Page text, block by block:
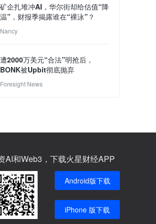
矿企扎堆冲AI，华尔街却给估值“降
温”，财报季揭露谁在“裸泳”？
Nancy
遭2000万美元“合法”明抢后，
BONK被Upbit彻底抛弃
Foresight News
AI和Web3，下载火星财经APP
Android版下载
iPhone 版下载